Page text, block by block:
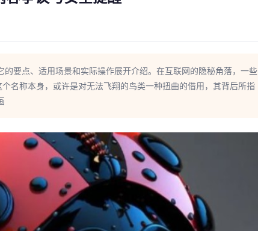
要点、适用场景和实际操作展开介绍。在互联网的隐秘角落，一些
名称本身，或许是对无法飞翔的鸟类一种扭曲的借用，其背后所指